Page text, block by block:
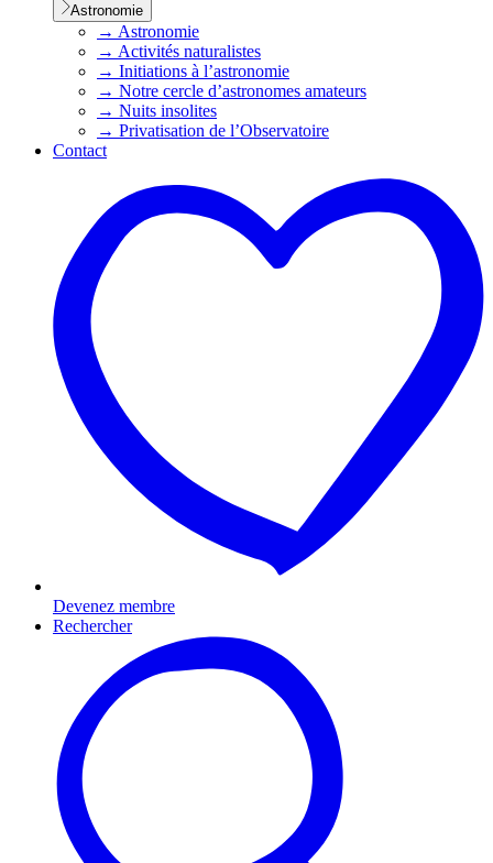
Astronomie
→ Astronomie
→ Activités naturalistes
→ Initiations à l’astronomie
→ Notre cercle d’astronomes amateurs
→ Nuits insolites
→ Privatisation de l’Observatoire
Contact
Devenez membre
Rechercher